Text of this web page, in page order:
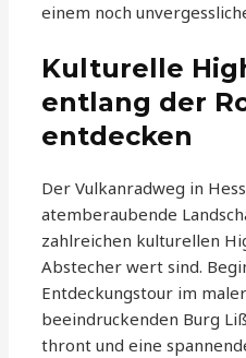
einem noch
Kulturelle
entlang der
entdecken
Der Vulkanradweg in
atemberaubende
zahlreichen kulturellen
Abstecher wert sind.
Entdeckungstour im
beeindruckenden Burg
thront und eine